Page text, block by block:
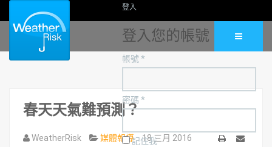
登入
登入您的帳號
帳號 *
密碼 *
記住我
春天天氣難預測？
WeatherRisk 媒體報導
18 三月 2016